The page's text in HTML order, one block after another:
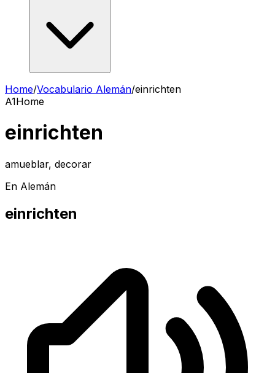
Home/Vocabulario Alemán/einrichten
A1Home
einrichten
amueblar, decorar
En Alemán
einrichten